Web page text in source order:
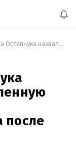
Бывшая жена Остапчука назвала сумму, выделенную государством на восстановление дома после обстрела
после